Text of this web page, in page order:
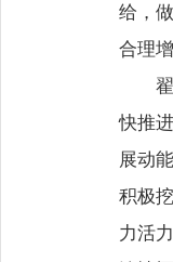
给，
合理
快推
展动
积极
力活